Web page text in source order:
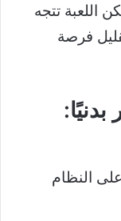
اللعبة تتجه
فرصة
على النظام